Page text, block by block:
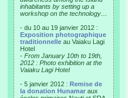
inhabitants by setting up a
workshop on the technology…
- du 10 au 19 janvier 2012 :
Exposition photographique
traditionnelle au Vaiaku Lagi
Hotel
- From January 10th to 19th,
2012 : Photo exhibition at the
Vaiaku Lagi Hotel
- 5 janvier 2012 : Remise de
la donation Hunamar aux